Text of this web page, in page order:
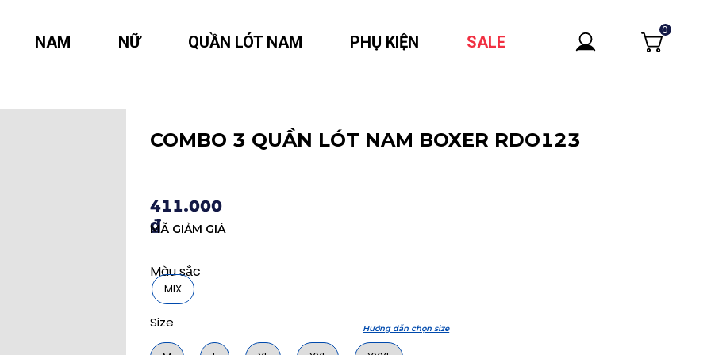
NAM NỮ QUẦN LÓT NAM PHỤ KIỆN SALE
0
COMBO 3 QUẦN LÓT NAM BOXER RDO123
411.000
₫
Màu sắc
MIX
Size Hướng dẫn chọn size
MÃ GIẢM GIÁ